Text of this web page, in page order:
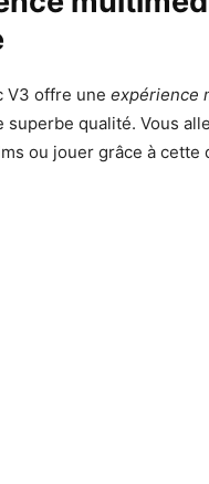
V3 offre une expérience
superbe qualité. Vous
ou jouer grâce à cette